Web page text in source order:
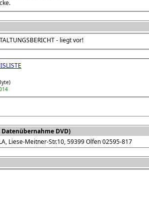
- liegt vor!
DVD)
Liese-Meitner-Str.10, 59399 Olfen 02595-817